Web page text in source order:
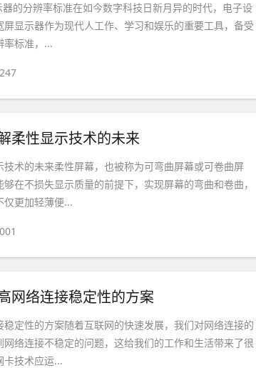
的分辨率标准在如今数字科技日新月异的时代，电子设
显示器作为现代人工作、学习和娱乐的重要工具，备受
率标准，...
柔性显示技术的未来
术的未来柔性屏幕，也被称为可弯曲屏幕或可卷曲屏
在不损失显示质量的前提下，实现屏幕的弯曲和卷曲，
仅更加轻薄便...
网络连接稳定性的方案
定性的方案随着互联网的快速发展，我们对网络连接的
络连接不稳定的问题，这给我们的工作和生活带来了很
卡技术应运...